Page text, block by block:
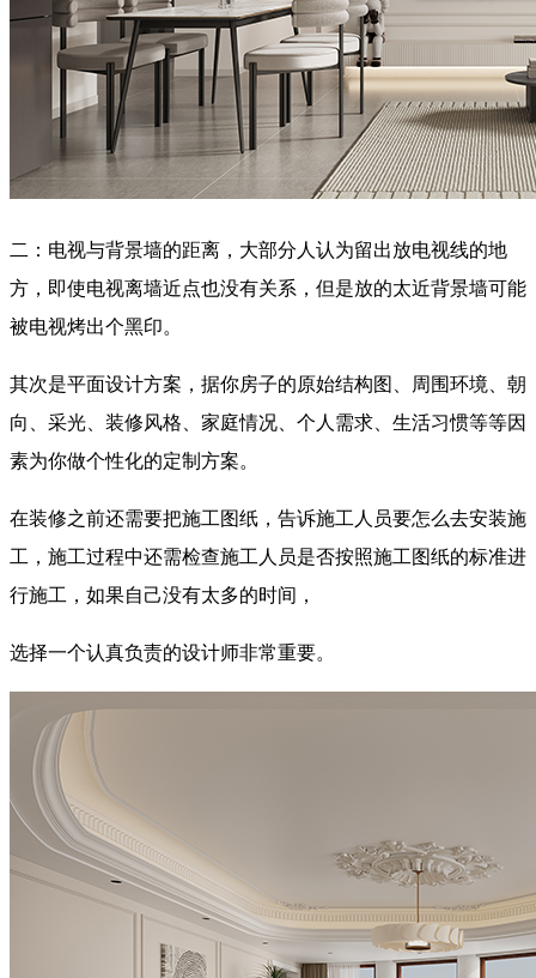
二：电视与背景墙的距离，大部分人认为留出放电视线的地
方，即使电视离墙近点也没有关系，但是放的太近背景墙可能
被电视烤出个黑印。
其次是平面设计方案，据你房子的原始结构图、周围环境、朝
向、采光、装修风格、家庭情况、个人需求、生活习惯等等因
素为你做个性化的定制方案。
在装修之前还需要把施工图纸，告诉施工人员要怎么去安装施
工，施工过程中还需检查施工人员是否按照施工图纸的标准进
行施工，如果自己没有太多的时间，
选择一个认真负责的设计师非常重要。